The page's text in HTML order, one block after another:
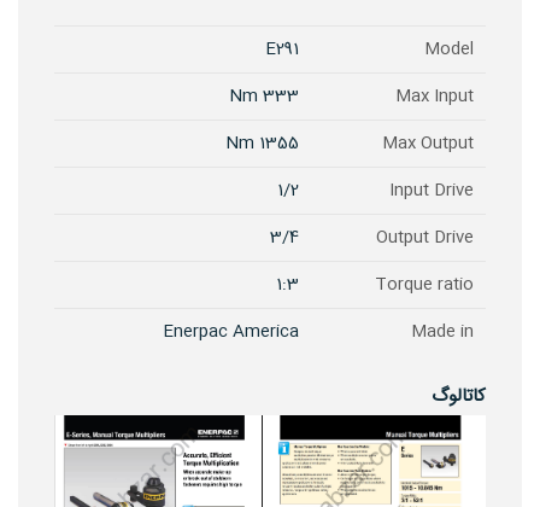
Model
E291
Max Input
333 Nm
Max Output
1355 Nm
Input Drive
1/2
Output Drive
3/4
Torque ratio
1:3
Made in
Enerpac America
کاتالوگ